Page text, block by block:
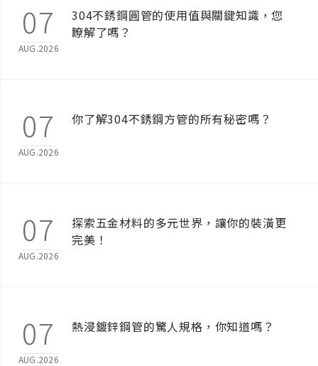
07
AUG.2026
304不銹鋼圓管的使用值與關鍵知識，您
瞭解了嗎？
07
AUG.2026
你了解304不銹鋼方管的所有秘密嗎？
07
AUG.2026
探索五金材料的多元世界，讓你的裝潢更
完美！
07
AUG.2026
熱浸鍍鋅鋼管的驚人規格，你知道嗎？